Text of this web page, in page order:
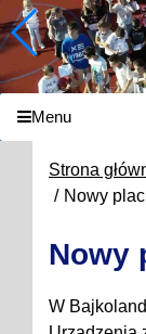
Menu
Strona
Nowy
Nowy
W